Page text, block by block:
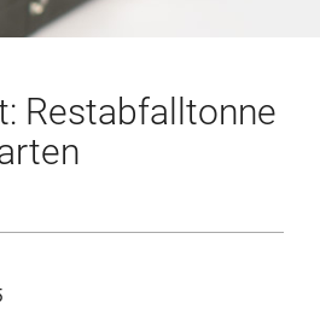
Restabfalltonne